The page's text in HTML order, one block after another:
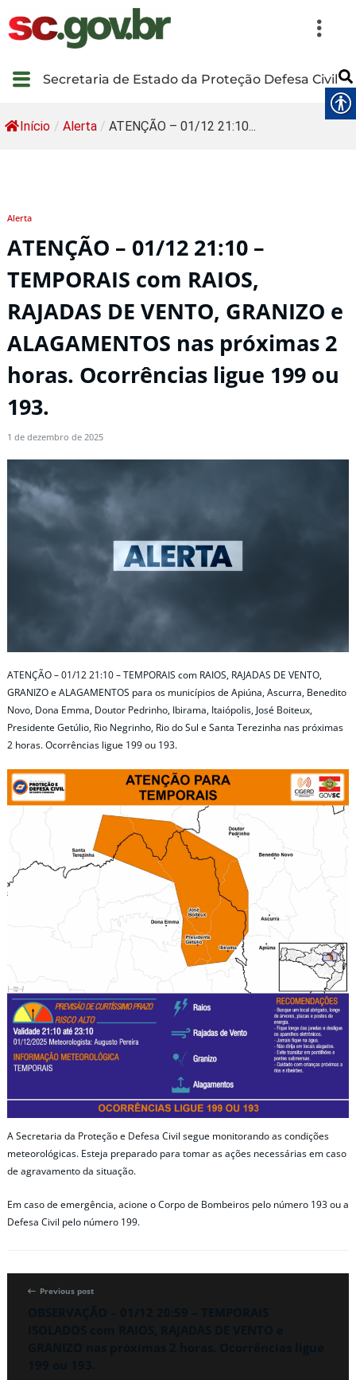
Secretaria de Estado da Proteção Defesa Civil
Início / Alerta / ATENÇÃO – 01/12 21:10...
Alerta
ATENÇÃO – 01/12 21:10 –
TEMPORAIS com RAIOS,
RAJADAS DE VENTO, GRANIZO e
ALAGAMENTOS nas próximas 2
horas. Ocorrências ligue 199 ou
193.
1 de dezembro de 2025
ATENÇÃO – 01/12 21:10 – TEMPORAIS com RAIOS, RAJADAS DE VENTO,
GRANIZO e ALAGAMENTOS para os municípios de Apiúna, Ascurra, Benedito
Novo, Dona Emma, Doutor Pedrinho, Ibirama, Itaiópolis, José Boiteux,
Presidente Getúlio, Rio Negrinho, Rio do Sul e Santa Terezinha nas próximas
2 horas. Ocorrências ligue 199 ou 193.
A Secretaria da Proteção e Defesa Civil segue monitorando as condições
meteorológicas. Esteja preparado para tomar as ações necessárias em caso
de agravamento da situação.
Em caso de emergência, acione o Corpo de Bombeiros pelo número 193 ou a
Defesa Civil pelo número 199.
Previous post